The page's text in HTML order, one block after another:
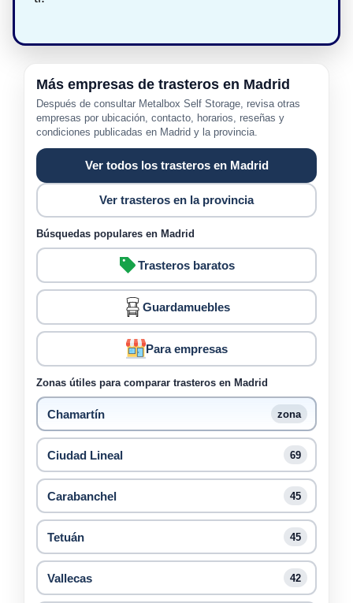
Más empresas de trasteros en Madrid
Después de consultar Metalbox Self Storage, revisa otras
empresas por ubicación, contacto, horarios, reseñas y
condiciones publicadas en Madrid y la provincia.
Ver todos los trasteros en Madrid
Ver trasteros en la provincia
Búsquedas populares en Madrid
Trasteros baratos
Guardamuebles
Para empresas
Zonas útiles para comparar trasteros en Madrid
Chamartín zona
Ciudad Lineal 69
Carabanchel 45
Tetuán 45
Vallecas 42